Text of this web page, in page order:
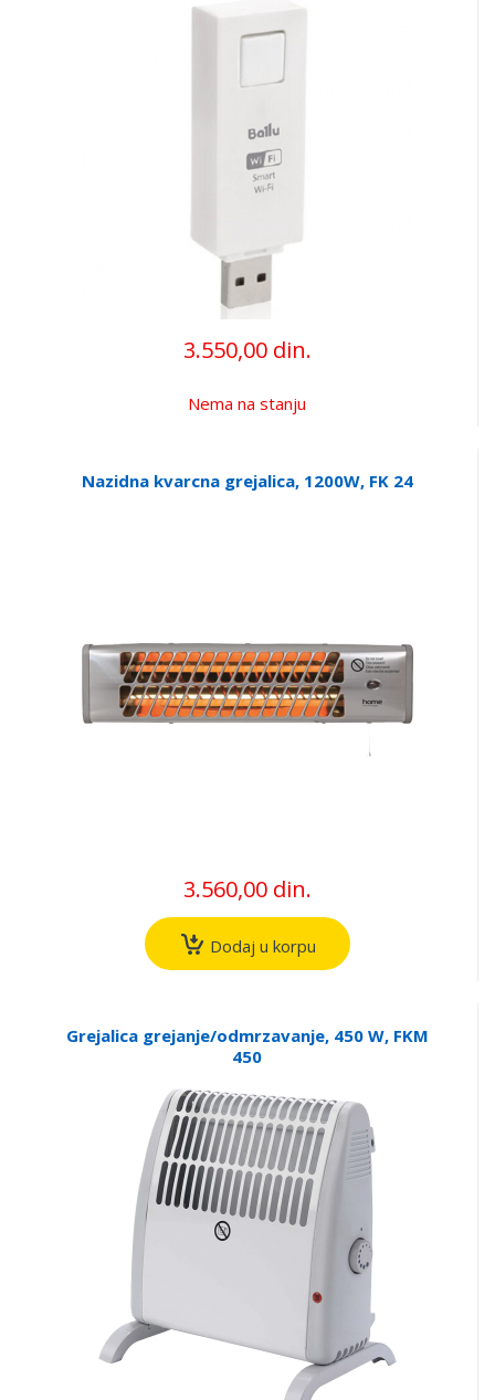
3.550,00 din.
Nema na stanju
Nazidna kvarcna grejalica, 1200W, FK 24
3.560,00 din.
Dodaj u korpu
Grejalica grejanje/odmrzavanje, 450 W, FKM
450